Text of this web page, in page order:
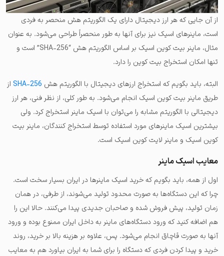
از آن جایی که هر ارز دیجیتال دارای یک الگوریتم هش منحصر به فردی
است، ماینرهای اسیک نیز برای آنها به طور منحصراً طراحی می‌شود. به عنوان
مثال، ماینر بیت کوین اسیک بر اساس الگوریتم هش “SHA-256” است و
تنها امکان استخراج بیت کوین را دارد.
البته، باید بگویم که استخراج ارزهای دیجیتال با الگوریتم هش SHA-256 از
طریق ماینر بیت کوین اسیک انجام می‌شود. به طور کلی، از نظر فنی، هر ارز
دیجیتالی با الگوریتم مشابه را می‌توان با اسیک ماینر استخراج کرد. ولی
بیشترین اسیک ماینرهای مورد استفاده توسط استخراج کنندگان، ماینر بیت
کوین اسیک و ماینر لایت کوین اسیک است.
معایب اسیک ماینر
اول از همه، باید بگویم که خرید اسیک ماینرها در ایران بسیار سخت است.
چرا که این دستگاه‌ها به صورت محدود تولید می‌شوند، از طرفی، در همان
زمان تولید، پیش فروش شده و صاحبان جدیدی پیدا می‌کنند. حالا این را
هم اضافه کنید که ورود دستگاه‌های ماینر به داخل ایران ممنوع بوده و ورود
آنها به صورت قاچاق انجام می‌شود. پس، علاوه بر هزینه بالا بر خرید، روند
خرید و پیدا کردن فردی که دستگاه را برای شما به ایران بیاورد هم به معایب